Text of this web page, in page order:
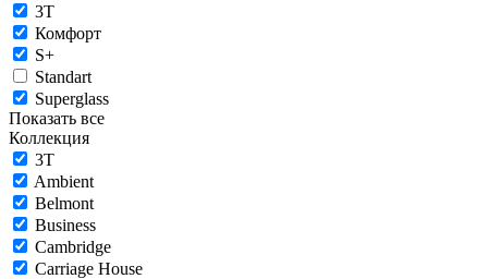
3T
Комфорт
S+
Standart
Superglass
Показать все
Коллекция
3T
Ambient
Belmont
Business
Cambridge
Carriage House